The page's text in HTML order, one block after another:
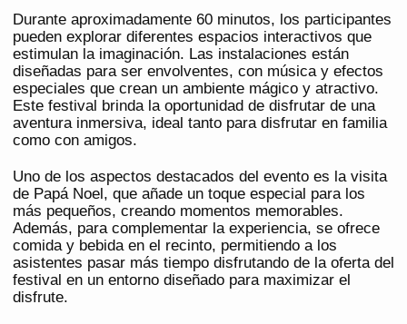
Durante aproximadamente 60 minutos, los participantes
pueden explorar diferentes espacios interactivos que
estimulan la imaginación. Las instalaciones están
diseñadas para ser envolventes, con música y efectos
especiales que crean un ambiente mágico y atractivo.
Este festival brinda la oportunidad de disfrutar de una
aventura inmersiva, ideal tanto para disfrutar en familia
como con amigos.
Uno de los aspectos destacados del evento es la visita
de Papá Noel, que añade un toque especial para los
más pequeños, creando momentos memorables.
Además, para complementar la experiencia, se ofrece
comida y bebida en el recinto, permitiendo a los
asistentes pasar más tiempo disfrutando de la oferta del
festival en un entorno diseñado para maximizar el
disfrute.